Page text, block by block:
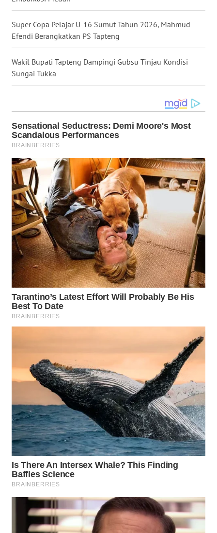
Super Copa Pelajar U-16 Sumut Tahun 2026, Mahmud
Efendi Berangkatkan PS Tapteng
Wakil Bupati Tapteng Dampingi Gubsu Tinjau Kondisi
Sungai Tukka
MALUKU
MALUT
WN
DANAU
TOBA
WN
NIAS
WN
LANGKAT
WN
TAPANULI
SELATAN
TANJUNG
LESUNG
WN
SIMALUNGUN
WN
LABUHANBATU
WN
TAPANULI
TENGAH
SERDANG
WN